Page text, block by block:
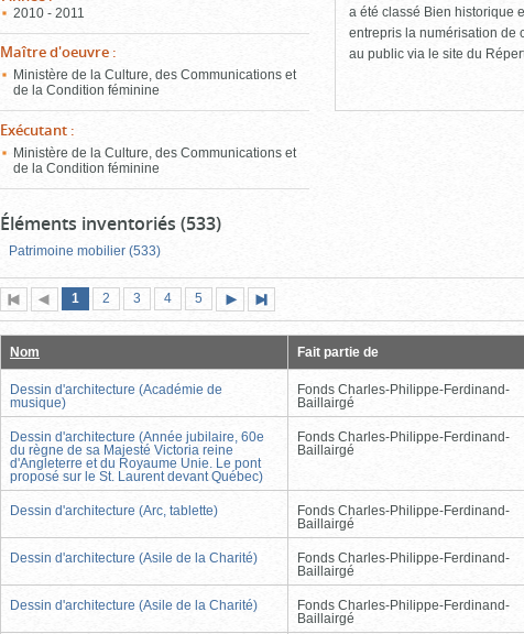
2010 - 2011
Maître d'oeuvre :
Ministère de la Culture, des Communications et
de la Condition féminine
Exécutant :
Ministère de la Culture, des Communications et
de la Condition féminine
a été classé Bien historique
entrepris la numérisation de
au public via le site du
Éléments inventoriés (533)
Patrimoine mobilier (533)
Première
page
Page
précédente
Page
1 (page
actuelle)
Page
2 Page
3 Page
4 Page
5
suivante
page
Nom Fait partie de
Dessin d'architecture (Académie de
musique)
Fonds Charles-Philippe-Ferdinand-
Baillairgé
Dessin d'architecture (Année jubilaire, 60e
du règne de sa Majesté Victoria reine
d'Angleterre et du Royaume Unie. Le pont
proposé sur le St. Laurent devant Québec)
Fonds Charles-Philippe-Ferdinand-
Baillairgé
Dessin d'architecture (Arc, tablette)
Fonds Charles-Philippe-Ferdinand-
Baillairgé
Dessin d'architecture (Asile de la Charité)
Fonds Charles-Philippe-Ferdinand-
Baillairgé
Dessin d'architecture (Asile de la Charité)
Fonds Charles-Philippe-Ferdinand-
Baillairgé